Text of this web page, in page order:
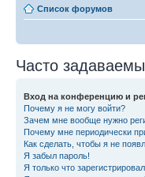
Список форумов
Часто
Вход на конференцию и
Почему я не могу войти?
Зачем мне вообще нужно
Почему мне периодически
Как сделать, чтобы я не
Я забыл пароль!
Я только что